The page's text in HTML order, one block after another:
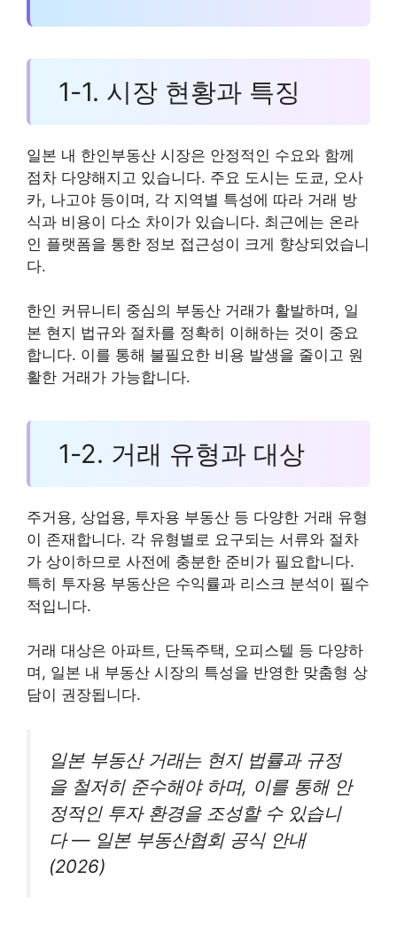
1-1. 시장 현황과 특징
일본 내 한인부동산 시장은 안정적인 수요와 함께
점차 다양해지고 있습니다. 주요 도시는 도쿄, 오사
카, 나고야 등이며, 각 지역별 특성에 따라 거래 방
식과 비용이 다소 차이가 있습니다. 최근에는 온라
인 플랫폼을 통한 정보 접근성이 크게 향상되었습니
다.
한인 커뮤니티 중심의 부동산 거래가 활발하며, 일
본 현지 법규와 절차를 정확히 이해하는 것이 중요
합니다. 이를 통해 불필요한 비용 발생을 줄이고 원
활한 거래가 가능합니다.
1-2. 거래 유형과 대상
주거용, 상업용, 투자용 부동산 등 다양한 거래 유형
이 존재합니다. 각 유형별로 요구되는 서류와 절차
가 상이하므로 사전에 충분한 준비가 필요합니다.
특히 투자용 부동산은 수익률과 리스크 분석이 필수
적입니다.
거래 대상은 아파트, 단독주택, 오피스텔 등 다양하
며, 일본 내 부동산 시장의 특성을 반영한 맞춤형 상
담이 권장됩니다.
일본 부동산 거래는 현지 법률과 규정
을 철저히 준수해야 하며, 이를 통해 안
정적인 투자 환경을 조성할 수 있습니
다 — 일본 부동산협회 공식 안내
(2026)